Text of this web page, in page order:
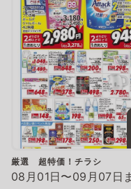
厳選 超特価！チラシ
08月01日〜09月07日